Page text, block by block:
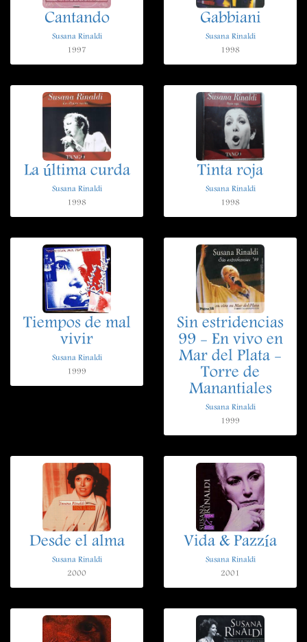
Cantando
Susana Rinaldi
1997
Gabbiani
Susana Rinaldi
1998
La última curda
Susana Rinaldi
1998
Tinta roja
Susana Rinaldi
1998
Tiempos de mal
vivir
Susana Rinaldi
1999
Sin estridencias
99 - En vivo en
Mar del Plata -
Torre de
Manantiales
Susana Rinaldi
1999
Desde el alma
Susana Rinaldi
2000
Vida & Pazzía
Susana Rinaldi
2001